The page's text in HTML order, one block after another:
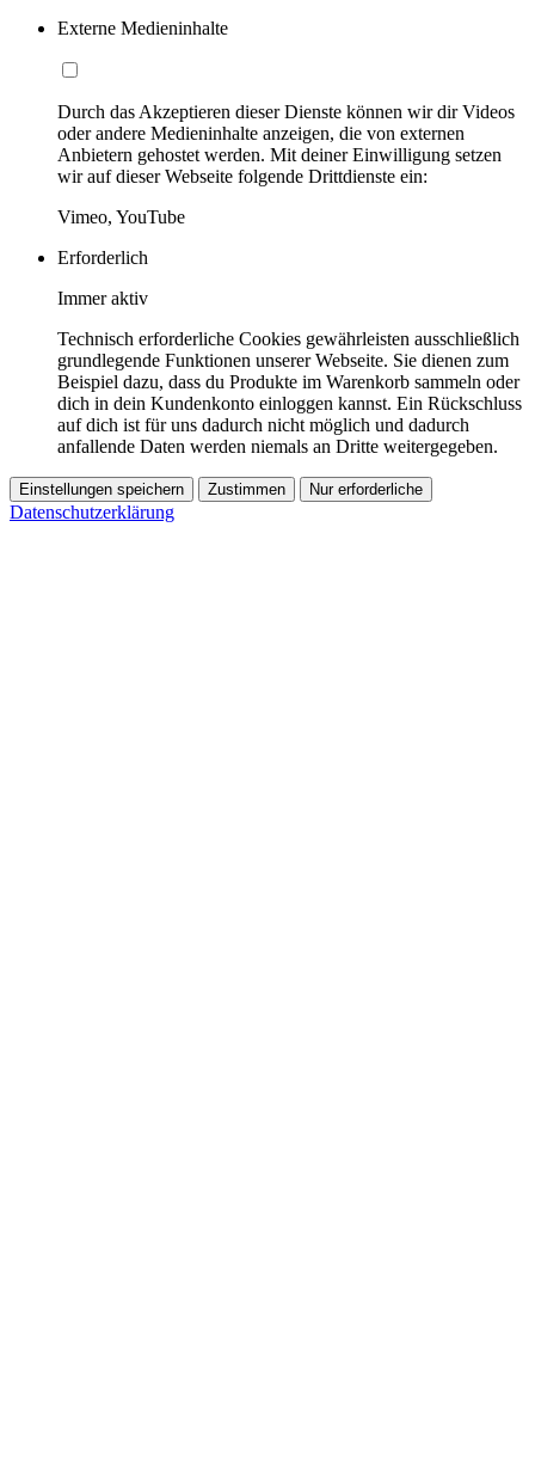
Externe Medieninhalte
Durch das Akzeptieren dieser Dienste können wir dir Videos
oder andere Medieninhalte anzeigen, die von externen
Anbietern gehostet werden. Mit deiner Einwilligung setzen
wir auf dieser Webseite folgende Drittdienste ein:
Vimeo, YouTube
Erforderlich
Immer aktiv
Technisch erforderliche Cookies gewährleisten ausschließlich
grundlegende Funktionen unserer Webseite. Sie dienen zum
Beispiel dazu, dass du Produkte im Warenkorb sammeln oder
dich in dein Kundenkonto einloggen kannst. Ein Rückschluss
auf dich ist für uns dadurch nicht möglich und dadurch
anfallende Daten werden niemals an Dritte weitergegeben.
Einstellungen speichern Zustimmen Nur erforderliche
Datenschutzerklärung